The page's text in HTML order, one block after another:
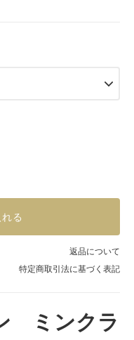
る
返品について
特定商取引法に基づく表記
ミンクラ